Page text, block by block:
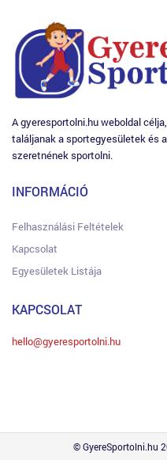
A gyeresportolni.hu weboldal
találjanak a sportegyesületek és
szeretnének sportolni.
INFORMÁCIÓ
Felhasználási Feltételek
Kapcsolat
Egyesületek Listája
KAPCSOLAT
hello@gyeresportolni.hu
© GyereSportolni.hu